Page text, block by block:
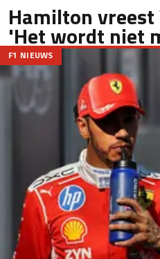
Hamilton
'Het wordt niet
F1 NIEUWS